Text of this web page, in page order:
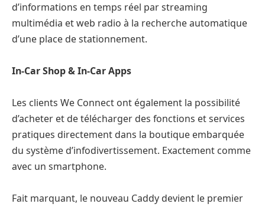
d’informations en temps réel par streaming
multimédia et web radio à la recherche automatique
d’une place de stationnement.
In-Car Shop & In-Car Apps
Les clients We Connect ont également la possibilité
d’acheter et de télécharger des fonctions et services
pratiques directement dans la boutique embarquée
du système d’infodivertissement. Exactement comme
avec un smartphone.
Fait marquant, le nouveau Caddy devient le premier